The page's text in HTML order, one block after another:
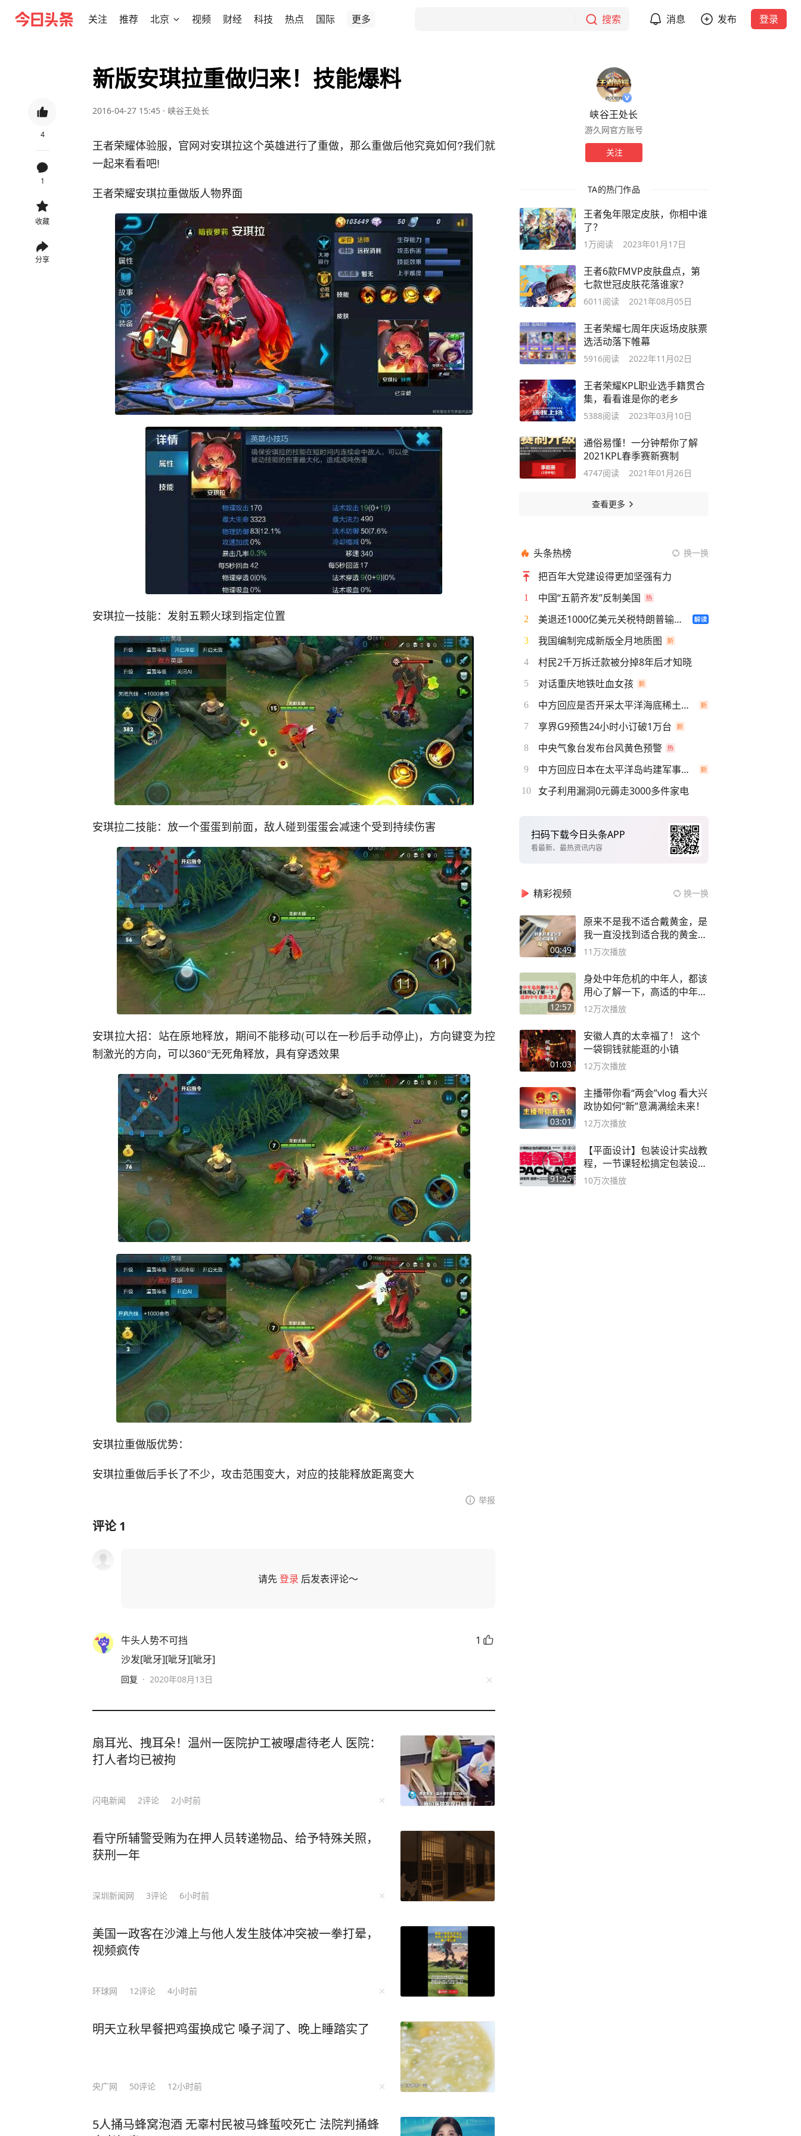
关注 推荐 北京 视频 财经 科技 热点 国际 更多 搜索 消息 发布 登录
4
1
收藏
分享
新版安琪拉重做归来！技能爆料
2016-04-27 15:45 · 峡谷王处长
王者荣耀体验服，官网对安琪拉这个英雄进行了重做，那么重做后他究竟如何?我们就
一起来看看吧!
王者荣耀安琪拉重做版人物界面
安琪拉一技能：发射五颗火球到指定位置
安琪拉二技能：放一个蛋蛋到前面，敌人碰到蛋蛋会减速个受到持续伤害
安琪拉大招：站在原地释放，期间不能移动(可以在一秒后手动停止)，方向键变为控
制激光的方向，可以360°无死角释放，具有穿透效果
安琪拉重做版优势：
安琪拉重做后手长了不少，攻击范围变大，对应的技能释放距离变大
举报
评论1
请先登录 后发表评论～
牛头人势不可挡
1
沙发[呲牙][呲牙][呲牙]
回复 · 2020年08月13日
扇耳光、拽耳朵！温州一医院护工被曝虐待老人 医院：
打人者均已被拘
闪电新闻 2评论 2小时前
看守所辅警受贿为在押人员转递物品、给予特殊关照，
获刑一年
深圳新闻网 3评论 6小时前
美国一政客在沙滩上与他人发生肢体冲突被一拳打晕，
视频疯传
环球网 12评论 4小时前
明天立秋早餐把鸡蛋换成它 嗓子润了、晚上睡踏实了
央广网 50评论 12小时前
5人捅马蜂窝泡酒 无辜村民被马蜂蜇咬死亡 法院判捅蜂
峡谷王处长
游久网官方账号
关注
TA的热门作品
王者兔年限定皮肤，你相中谁
了？
1万阅读 2023年01月17日
王者6款FMVP皮肤盘点，第
七款世冠皮肤花落谁家？
6011 阅读 2021年08月05日
王者荣耀七周年庆返场皮肤票
选活动落下帷幕
5916阅读 2022年11月02日
王者荣耀KPL职业选手籍贯合
集，看看谁是你的老乡
5388阅读 2023年03月10日
通俗易懂！一分钟帮你了解
2021KPL春季赛新赛制
4747阅读 2021年01月26日
查看更多
头条热榜 换一换
把百年大党建设得更加坚强有力
1 中国“五箭齐发”反制美国
2 美退还1000亿美元关税特朗普输了吗
3 我国编制完成新版全月地质图
4 村民2千万拆迁款被分掉8年后才知晓
5 对话重庆地铁吐血女孩
6 中方回应是否开采太平洋海底稀土资源
7 享界G9预售24小时小订破1万台
8 中央气象台发布台风黄色预警
9 中方回应日本在太平洋岛屿建军事设施
10 女子利用漏洞0元薅走3000多件家电
扫码下载今日头条APP
看最新、最热资讯内容
精彩视频 换一换
00:49
原来不是我不适合戴黄金，是
我一直没找到适合我的黄金
😭
11万次播放
12:57
身处中年危机的中年人，都该
用心了解一下，高适的中年逆
袭之路
12万次播放
01:03
安徽人真的太幸福了！ 这个
一袋铜钱就能逛的小镇
12万次播放
03:01
主播带你看“两会”vlog 看大兴
政协如何“新”意满满绘未来！
12万次播放
91:25
【平面设计】包装设计实战教
程，一节课轻松搞定包装设计
流程！
10万次播放